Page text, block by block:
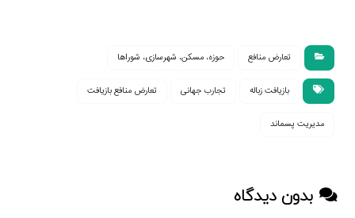
تعارض منافع حوزه، مسکن، شهرسازی، شوراها
بازیافت زباله تجارب جهانی تعارض منافع بازیافت
مدیریت پسماند
بدون دیدگاه